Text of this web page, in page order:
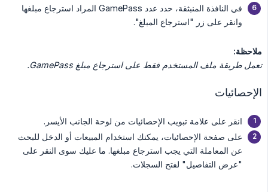
في النافذة المنبثقة، حدد عدد GamePass المراد استرجاع مبلغها
وانقر على زر "استرجاع المبلغ".
ملاحظة:
تعمل طريقة ملف المستخدم فقط على استرجاع مبلغ GamePass.
الإحصائيات
انقر على علامة تبويب الإحصائيات من لوحة الجانب الأيسر.
على صفحة الإحصائيات، يمكنك استخدام المبيعات أو الدخل للبحث
عن المعاملة التي يجب استرجاع مبلغها. ما عليك سوى النقر على
"عرض التفاصيل" لفتح السجلات.